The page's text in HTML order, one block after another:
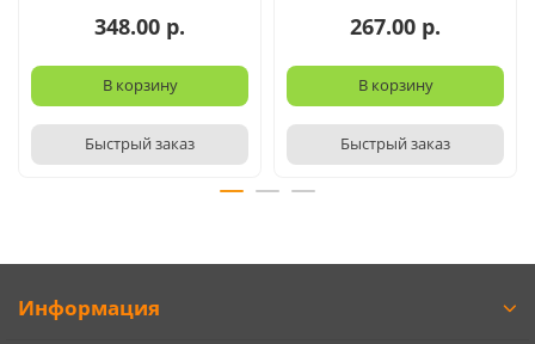
348.00 р.
В корзину
Быстрый заказ
267.00 р.
В корзину
Быстрый заказ
Информация